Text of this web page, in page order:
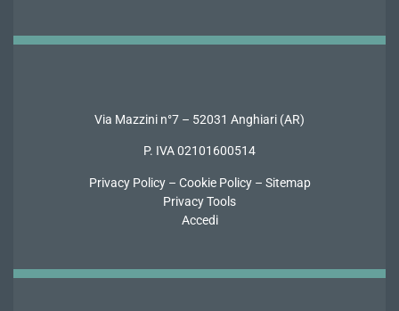
Via Mazzini n°7 – 52031 Anghiari (AR)
P. IVA 02101600514
Privacy Policy– Cookie Policy– Sitemap
Privacy Tools
Accedi